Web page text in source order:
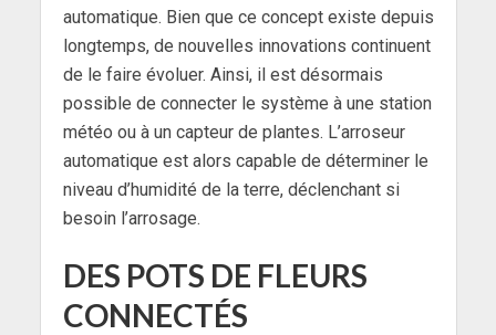
automatique. Bien que ce concept existe depuis
longtemps, de nouvelles innovations continuent
de le faire évoluer. Ainsi, il est désormais
possible de connecter le système à une station
météo ou à un capteur de plantes. L’arroseur
automatique est alors capable de déterminer le
niveau d’humidité de la terre, déclenchant si
besoin l’arrosage.
DES POTS DE FLEURS
CONNECTÉS